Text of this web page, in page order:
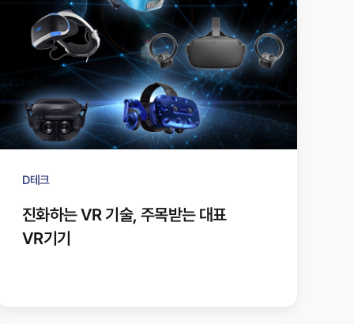
D테크
진화하는 VR 기술, 주목받는 대표
VR기기